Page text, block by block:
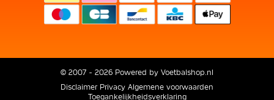
© 2007 - 2026 Powered by Voetbalshop.nl
Disclaimer Privacy Algemene voorwaarden
Toegankelijkheidsverklaring